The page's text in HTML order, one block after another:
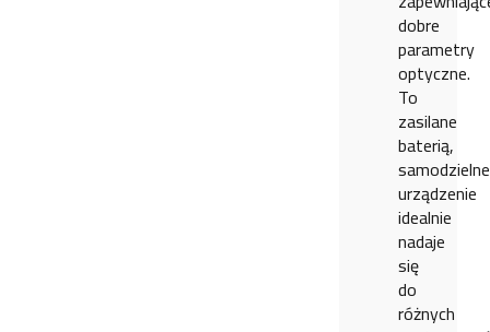
dobre
parametry
optyczne.
To
zasilane
baterią,
samodzielne
urządzenie
idealnie
nadaje
się
do
różnych